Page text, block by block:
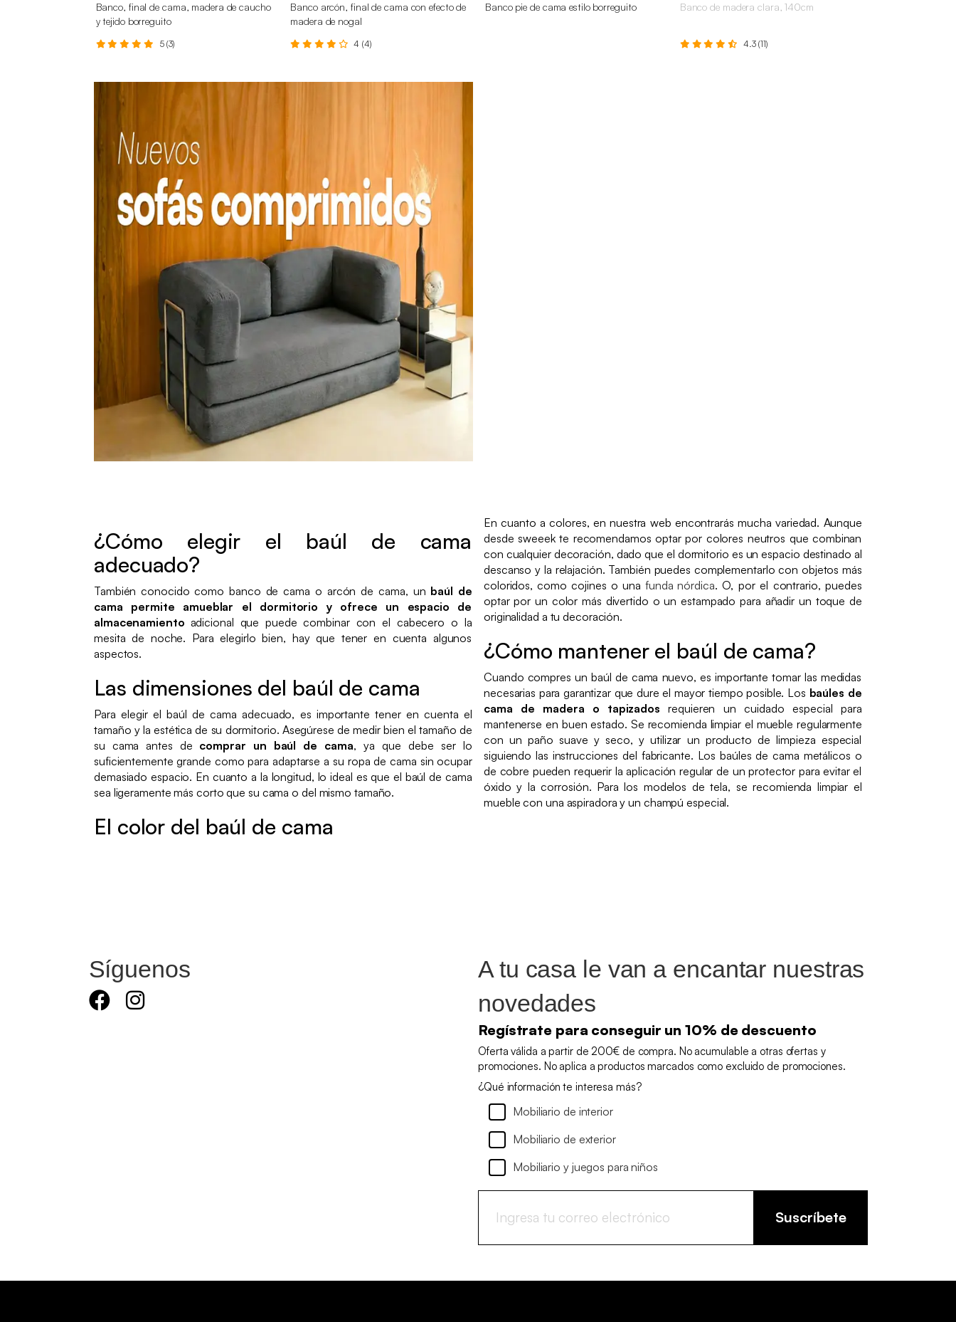
Banco, final de cama, madera de caucho
y tejido borreguito
5 (3)
Banco arcón, final de cama con efecto de
madera de nogal
4 (4)
Banco pie de cama estilo borreguito Banco de madera clara, 140cm
4.3 (11)
¿Cómo elegir el baúl de cama
adecuado?
También conocido como banco de cama o arcón de cama, un baúl de
cama permite amueblar el dormitorio y ofrece un espacio de
almacenamiento adicional que puede combinar con el cabecero o la
mesita de noche. Para elegirlo bien, hay que tener en cuenta algunos
aspectos.
Las dimensiones del baúl de cama
Para elegir el baúl de cama adecuado, es importante tener en cuenta el
tamaño y la estética de su dormitorio. Asegúrese de medir bien el tamaño de
su cama antes de comprar un baúl de cama, ya que debe ser lo
suficientemente grande como para adaptarse a su ropa de cama sin ocupar
demasiado espacio. En cuanto a la longitud, lo ideal es que el baúl de cama
sea ligeramente más corto que su cama o del mismo tamaño.
El color del baúl de cama
En cuanto a colores, en nuestra web encontrarás mucha variedad. Aunque
desde sweeek te recomendamos optar por colores neutros que combinan
con cualquier decoración, dado que el dormitorio es un espacio destinado al
descanso y la relajación. También puedes complementarlo con objetos más
coloridos, como cojines o una funda nórdica. O, por el contrario, puedes
optar por un color más divertido o un estampado para añadir un toque de
originalidad a tu decoración.
¿Cómo mantener el baúl de cama?
Cuando compres un baúl de cama nuevo, es importante tomar las medidas
necesarias para garantizar que dure el mayor tiempo posible. Los baúles de
cama de madera o tapizadosrequieren un cuidado especial para
mantenerse en buen estado. Se recomienda limpiar el mueble regularmente
con un paño suave y seco, y utilizar un producto de limpieza especial
siguiendo las instrucciones del fabricante. Los baúles de cama metálicos o
de cobre pueden requerir la aplicación regular de un protector para evitar el
óxido y la corrosión. Para los modelos de tela, se recomienda limpiar el
mueble con una aspiradora y un champú especial.
Síguenos
A tu casa le van a encantar nuestras
novedades
Regístrate para conseguir un 10% de descuento
Oferta válida a partir de 200€ de compra. No acumulable a otras ofertas y
promociones. No aplica a productos marcados como excluido de promociones.
¿Qué información te interesa más?
Mobiliario de interior
Mobiliario de exterior
Mobiliario y juegos para niños
Suscríbete